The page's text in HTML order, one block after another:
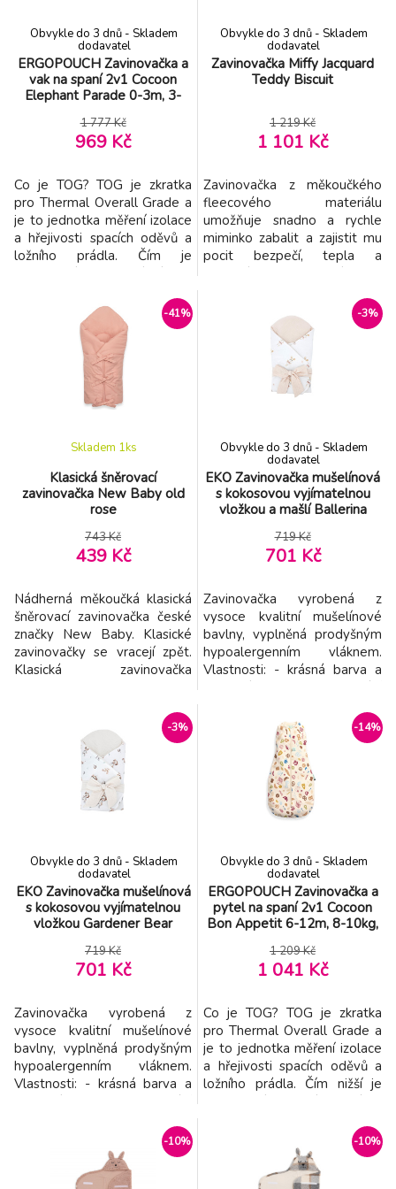
pink 3-6 kg
457 Kč
-2%
EKO Zavinovačka bavlněná s kokosovou
vyjímatelnou vložkou a mašlí Dogs Mint
75x75 cm
ERGOPOUCH Zavinovačka a
vak na spaní 2v1 Cocoon
Elephant Parade 0-3m, 3-
Obvykle do 3 dnů - Skladem
dodavatel
1 777 Kč
969 Kč
Co je TOG? TOG je zkratka
pro Thermal Overall Grade a
je to jednotka měření izolace
a hřejivosti spacích oděvů a
ložního prádla. Čím je
vyšší, tím je látka více
vycpaná a izolovaná. Je
navržena tak, aby se dala
snadno používat a aby se z ní
těžko unikalo. Tato
zavinovačka se zipem
Zavinovačka Miffy Jacquard
Teddy Biscuit
Obvykle do 3 dnů - Skladem
dodavatel
1 219 Kč
1 101 Kč
Zavinovačka z měkoučkého
fleecového materiálu
umožňuje snadno a rychle
miminko zabalit a zajistit mu
pocit bezpečí, tepla a
prostředí. Zavinovačka se
zapíná s pomocí suchých zipů.
Zavinovačka je vhodná pro
použití v košíku, postýlce i
kočárku. Díky otvorům pro
-41%
Klasická šněrovací
zavinovačka New Baby old
rose
Skladem 1ks
743 Kč
439 Kč
Nádherná měkoučká klasická
šněrovací zavinovačka české
značky New Baby. Klasické
zavinovačky se vracejí zpět.
Klasická zavinovačka
je mnohem klidnější, protože
se cítí bezpečně jako v
maminčině bříšku.
Zavinovačku můžeme použít
pro ukládání kojenců ke
spánku, ke kojení i do kočárku.
-3%
EKO Zavinovačka mušelínová
s kokosovou vyjímatelnou
vložkou a mašlí Ballerina
Obvykle do 3 dnů - Skladem
dodavatel
719 Kč
701 Kč
Zavinovačka vyrobená z
vysoce kvalitní mušelínové
bavlny, vyplněná prodyšným
hypoalergenním vláknem.
Vlastnosti: - krásná barva a
dotekem vytváří jedinečný
produkt řady Premium. -
obsahuje kokosovou vložku,
která zaručuje rodičům
pevnější držení dítěte, což je
důležité hlavně během prvn
-3%
EKO Zavinovačka mušelínová
s kokosovou vyjímatelnou
vložkou Gardener Bear
Obvykle do 3 dnů - Skladem
dodavatel
719 Kč
701 Kč
Zavinovačka vyrobená z
vysoce kvalitní mušelínové
bavlny, vyplněná prodyšným
hypoalergenním vláknem.
Vlastnosti: - krásná barva a
dotekem vytváří jedinečný
produkt řady Premium. -
obsahuje kokosovou vložku,
-14%
ERGOPOUCH Zavinovačka a
pytel na spaní 2v1 Cocoon
Bon Appetit 6-12m, 8-10kg,
Obvykle do 3 dnů - Skladem
dodavatel
1 209 Kč
1 041 Kč
Co je TOG? TOG je zkratka
pro Thermal Overall Grade a
je to jednotka měření izolace
a hřejivosti spacích oděvů a
ložního prádla. Čím nižší je
tím je látka více vycpaná a
izolována. Popis Je navržena
tak, aby se dala snadno
-10% -10%